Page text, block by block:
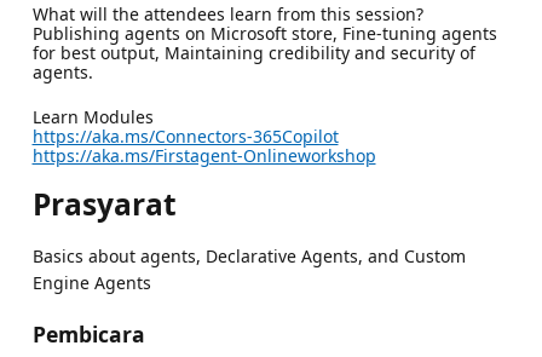
What will the attendees learn from this session?
Publishing agents on Microsoft store, Fine-tuning agents
for best output, Maintaining credibility and security of
agents.
Learn Modules
https://aka.ms/Connectors-365Copilot
https://aka.ms/Firstagent-Onlineworkshop
Prasyarat
Basics about agents, Declarative Agents, and Custom
Engine Agents
Pembicara